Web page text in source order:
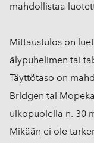
mahdollistaa
Mittaustulos on
älypuhelimen tai
Täyttötaso on
Bridgen tai
ulkopuolella n. 30
Mikään ei ole